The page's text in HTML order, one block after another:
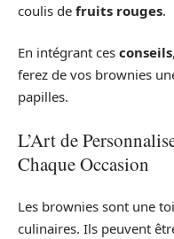
coulis de fruits rouges.
En intégrant ces conseils
ferez de vos brownies
papilles.
L’Art de
Chaque Occasion
Les brownies sont une
culinaires. Ils peuvent